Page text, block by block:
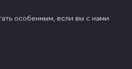
особенным, если вы с нами.